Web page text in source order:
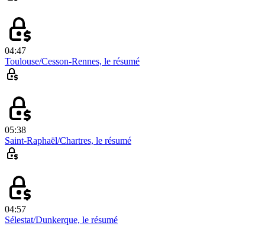
04:47
Toulouse/Cesson-Rennes, le résumé
05:38
Saint-Raphaël/Chartres, le résumé
04:57
Sélestat/Dunkerque, le résumé